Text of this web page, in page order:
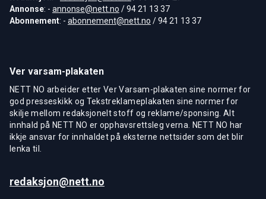
Annonse: - annonse@nett.no / 94 21 13 37
Abonnement: - abonnement@nett.no / 94 21 13 37
Ver varsam-plakaten
NETT NO arbeider etter Ver Varsam-plakaten sine normer for
god presseskikk og Tekstreklameplakaten sine normer for
skilje mellom redaksjonelt stoff og reklame/sponsing. Alt
innhald på NETT NO er opphavsrettsleg verna. NETT NO har
ikkje ansvar for innhaldet på eksterne nettsider som det blir
lenka til.
redaksjon@nett.no